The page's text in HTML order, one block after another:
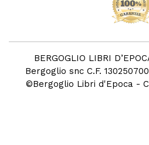
BERGOGLIO LIBRI
Bergoglio snc C.F.
©Bergoglio Libri d'Epoca -